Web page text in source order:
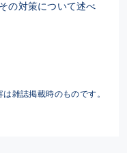
の対策について述べ
雑誌掲載時のものです。